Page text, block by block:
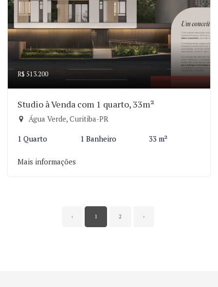
R$ 513.200
Studio à Venda com 1 quarto, 33m²
Água Verde, Curitiba-PR
1 Quarto 1 Banheiro 33 m²
Mais informações
‹ 1 2 ›